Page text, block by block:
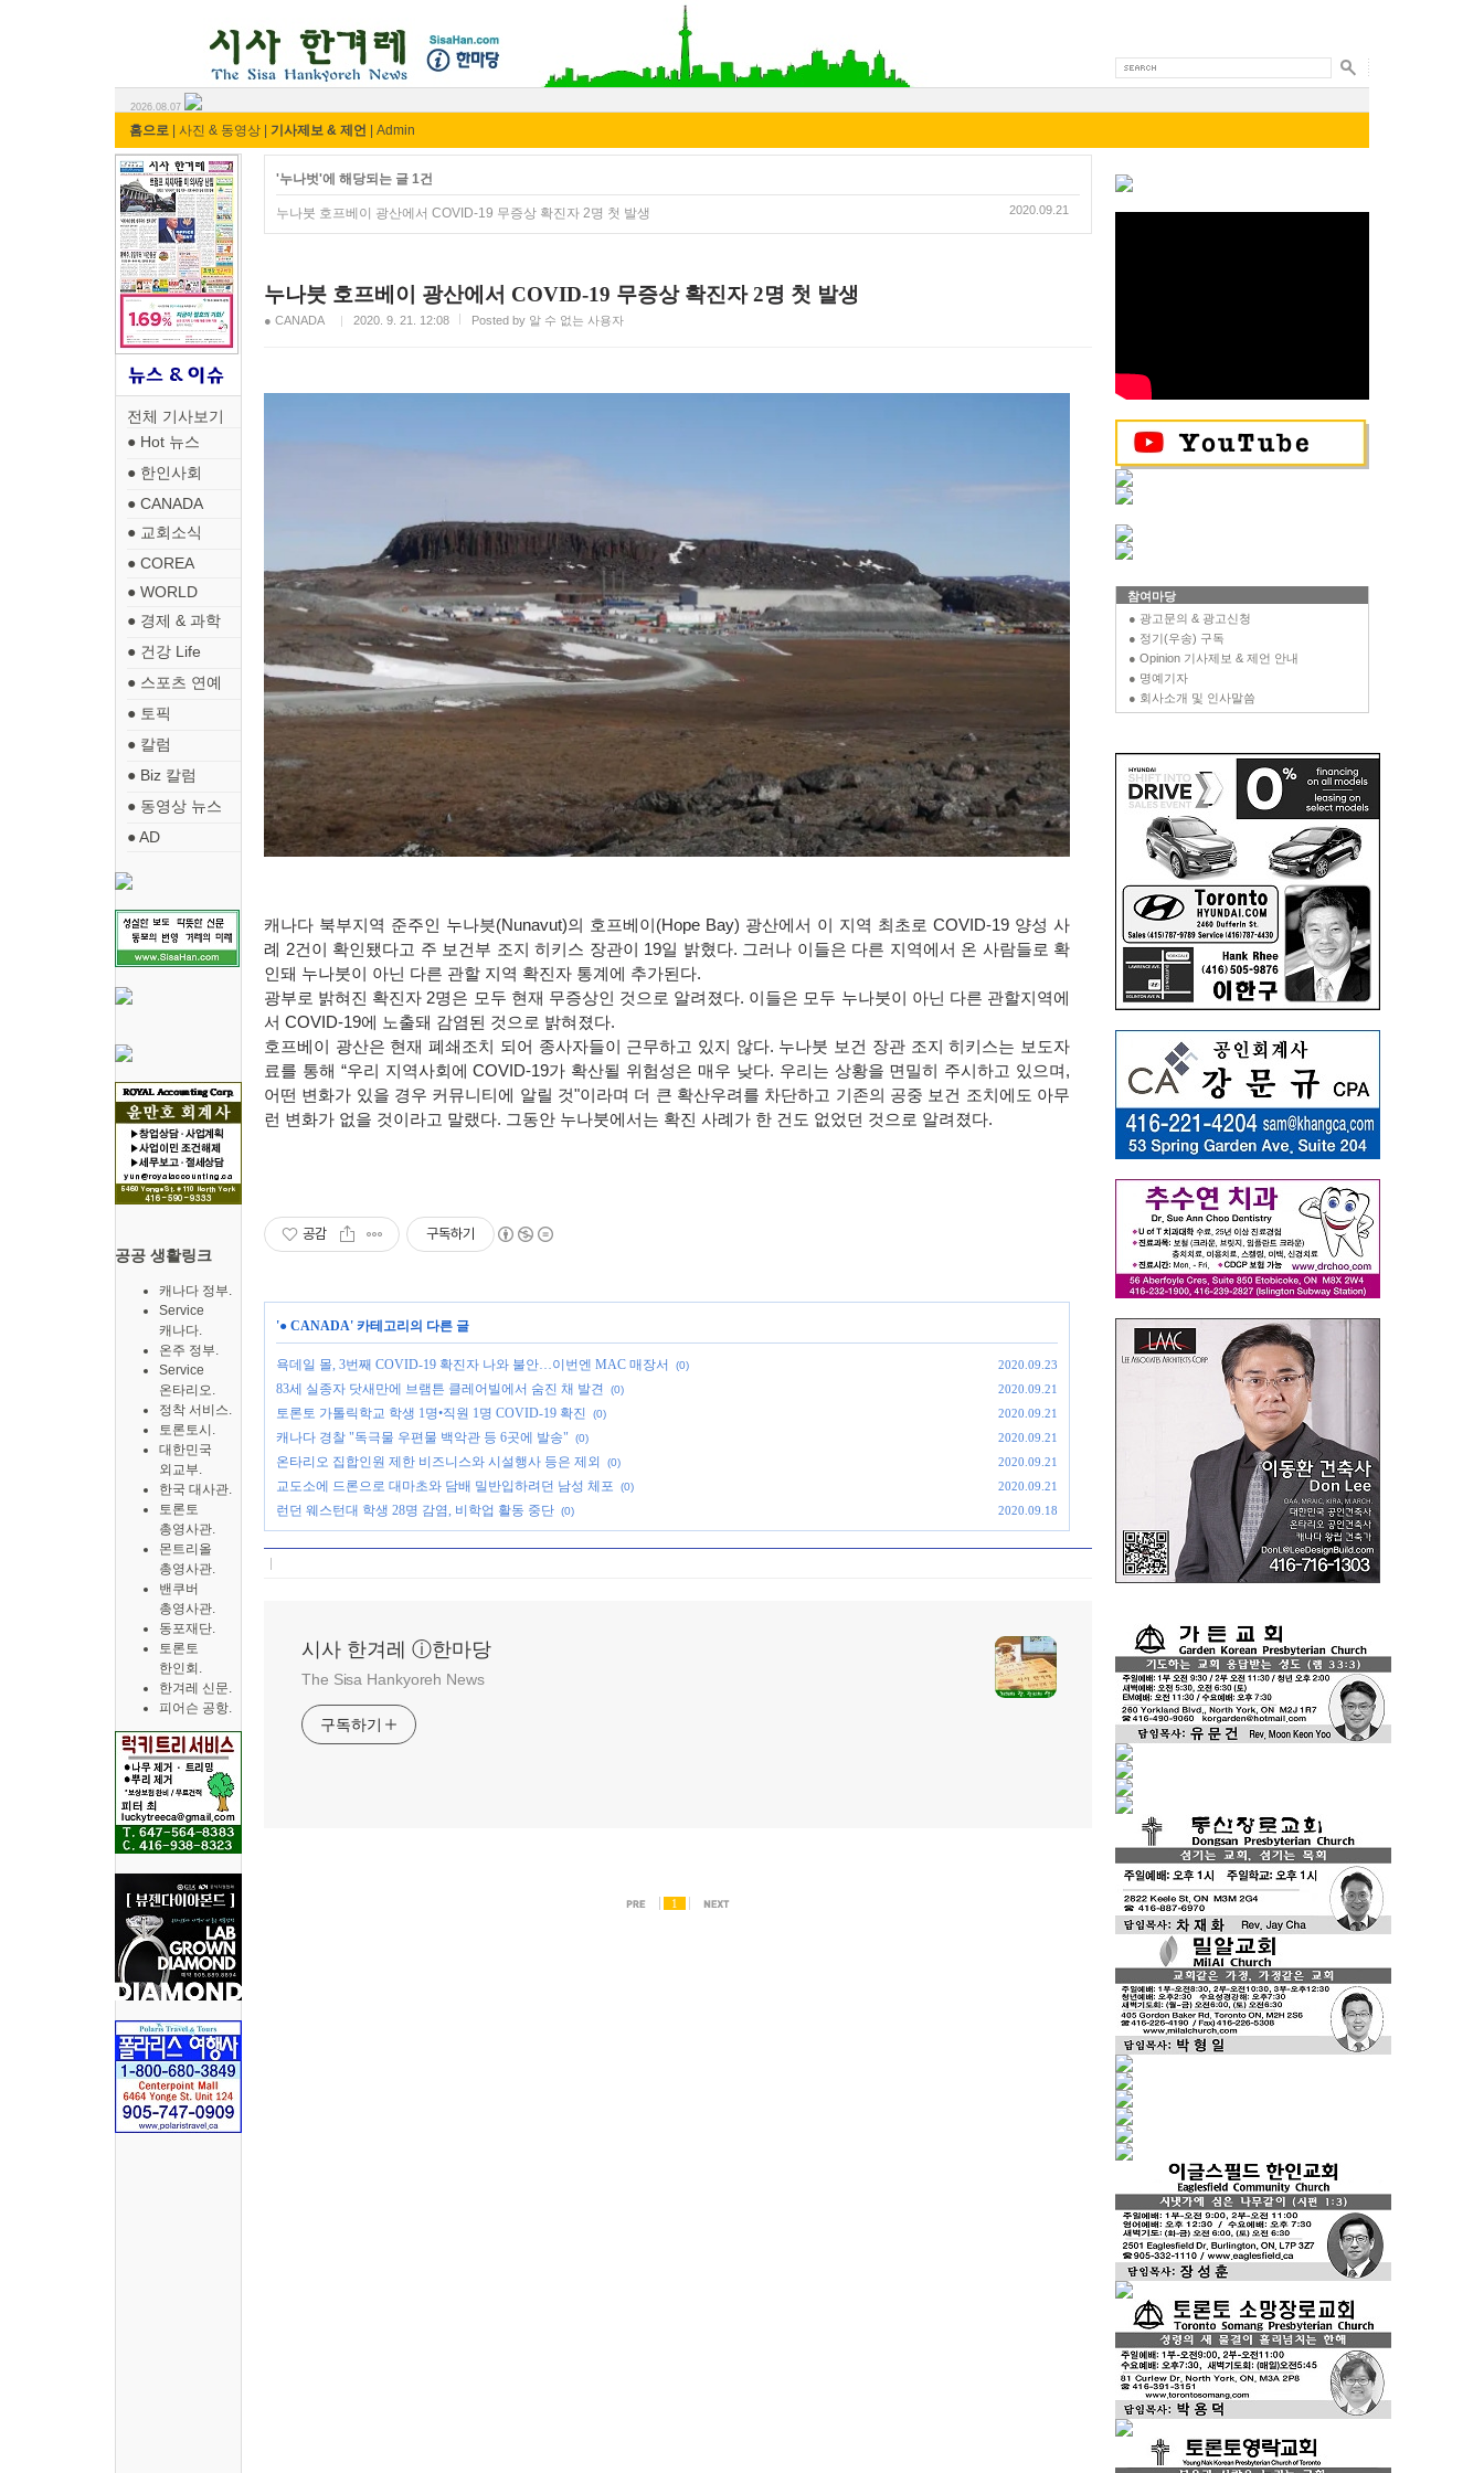
2026.08.07
홈으로 사진 & 동영상 기사제보 & 제언 Admin
전체 기사보기
● Hot 뉴스
● 한인사회
● CANADA
● 교회소식
● COREA
● WORLD
● 경제 & 과학
● 건강 Life
● 스포츠 연예
● 토픽
● 칼럼
● Biz 칼럼
● 동영상 뉴스
● AD
공공 생활링크
캐나다 정부.
Service
캐나다.
온주 정부.
Service
온타리오.
정착 서비스.
토론토시.
대한민국
외교부.
한국 대사관.
토론토
총영사관.
몬트리올
총영사관.
밴쿠버
총영사관.
동포재단.
토론토
한인회.
한겨레 신문.
피어슨 공항.
'누나벗'에 해당되는 글 1건
2020.09.21
누나붓 호프베이 광산에서 COVID-19 무증상 확진자 2명 첫 발생
누나붓 호프베이 광산에서 COVID-19 무증상 확진자 2명 첫 발생
● CANADA 2020. 9. 21. 12:08 Posted by 알 수 없는 사용자
캐나다 북부지역 준주인 누나븟(Nunavut)의 호프베이 (Hope Bay) 광산에서 이 지역 최초로 COVID-19 양성 사
례
2건이 확인됐다고 주 보건부 조지 히키스 장관이 19일 밝혔다. 그러나 이들은 다른 지역에서 온 사람들로 확
인돼 누나붓이 아닌 다른 관할 지역 확진자 통계에 추가된다.
광부로 밝혀진 확진자 2명은 모두 현재 무증상인 것으로 알려졌다. 이들은 모두 누나붓이 아닌 다른 관할지역에
서 COVID-19에 노출돼 감염된 것으로 밝혀졌다.
호프베이 광산은 현재 폐쇄조치 되어 종사자들이 근무하고 있지 않다. 누나붓 보건 장관 조지 히키스는 보도자
료를 통해 “우리 지역사회에 COVID-19가 확산될 위험성은 매우 낮다. 우리는 상황을 면밀히 주시하고 있으며 ,
어떤 변화가 있을 경우 커뮤니티에 알릴 것"이라며 더 큰 확산우려를 차단하고 기존의 공중 보건 조치에도 아무
런 변화가 없을 것이라고 말랬다. 그동안 누나붓에서는 확진 사례가 한 건도 없었던 것으로 알려졌다.
공감 구독하기
'● CANADA' 카테고리의 다른 글
욕데일 몰, 3번째 COVID-19 확진자 나와 불안…이번엔 MAC 매장서 (0) 2020.09.23
83세 실종자 닷새만에 브램튼 클레어빌에서 숨진 채 발견 (0) 2020.09.21
토론토 가톨릭학교 학생 1명•직원 1명 COVID-19 확진 (0) 2020.09.21
캐나다 경찰 "독극물 우편물 백악관 등 6곳에 발송" (0) 2020.09.21
온타리오 집합인원 제한 비즈니스와 시설행사 등은 제외 (0) 2020.09.21
교도소에 드론으로 대마초와 담배 밀반입하려던 남성 체포 (0) 2020.09.21
런던 웨스턴대 학생 28명 감염, 비학업 활동 중단 (0) 2020.09.18
시사 한겨레 ⓘ한마당
The Sisa Hankyoreh News
구독하기
1
참여마당
● 광고문의 & 광고신청
● 정기(우송) 구독
● Opinion 기사제보 & 제언 안내
● 명예기자
● 회사소개 및 인사말씀